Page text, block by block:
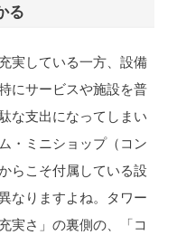
る
実している一方、設備
にサービスや施設を普
な支出になってしまい
・ミニショップ（コン
らこそ付属している設
なりますよね。タワー
実さ」の裏側の、「コ